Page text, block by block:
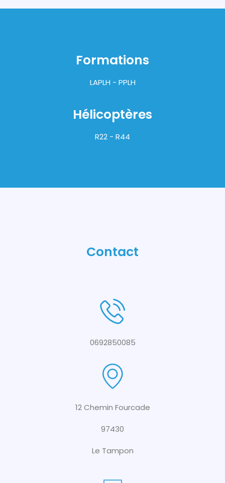
Formations
LAPLH - PPLH
Hélicoptères
R22 - R44
Contact
0692850085
12 Chemin Fourcade
97430
Le Tampon